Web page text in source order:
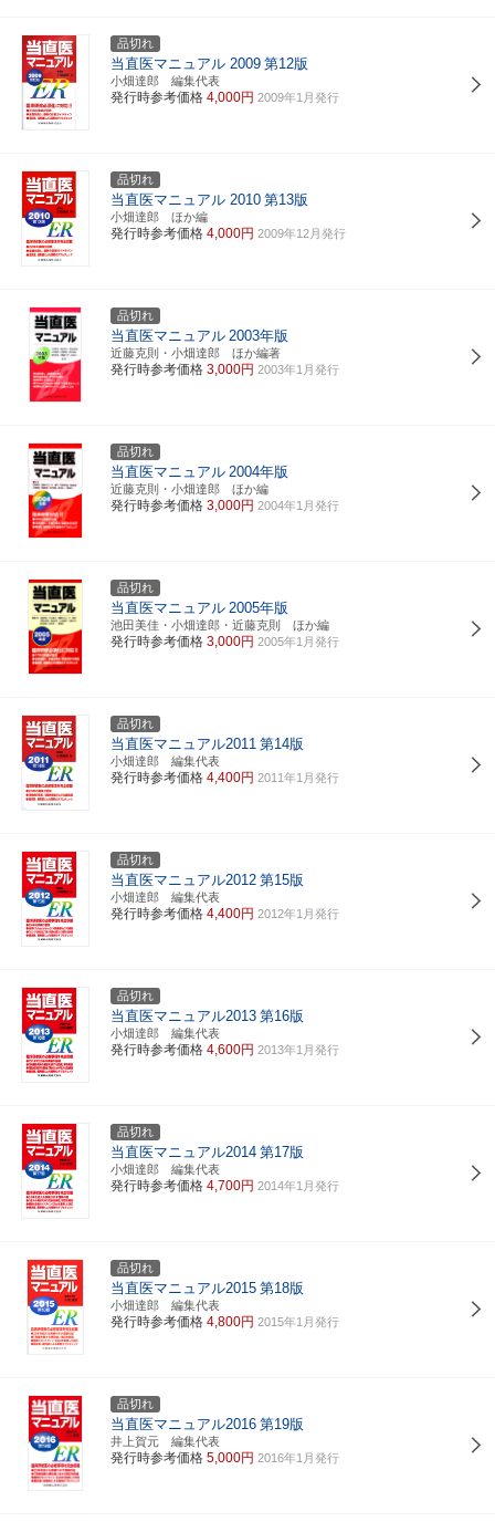
品切れ
当直医マニュアル 2009 第12版
小畑達郎 編集代表
発行時参考価格 4,000円 2009年1月発行
品切れ
当直医マニュアル 2010 第13版
小畑達郎 ほか編
発行時参考価格 4,000円 2009年12月発行
品切れ
当直医マニュアル 2003年版
近藤克則・小畑達郎 ほか編著
発行時参考価格 3,000円 2003年1月発行
品切れ
当直医マニュアル 2004年版
近藤克則・小畑達郎 ほか編
発行時参考価格 3,000円 2004年1月発行
品切れ
当直医マニュアル 2005年版
池田美佳・小畑達郎・近藤克則 ほか編
発行時参考価格 3,000円 2005年1月発行
品切れ
当直医マニュアル2011 第14版
小畑達郎 編集代表
発行時参考価格 4,400円 2011年1月発行
品切れ
当直医マニュアル2012 第15版
小畑達郎 編集代表
発行時参考価格 4,400円 2012年1月発行
品切れ
当直医マニュアル2013 第16版
小畑達郎 編集代表
発行時参考価格 4,600円 2013年1月発行
品切れ
当直医マニュアル2014 第17版
小畑達郎 編集代表
発行時参考価格 4,700円 2014年1月発行
品切れ
当直医マニュアル2015 第18版
小畑達郎 編集代表
発行時参考価格 4,800円 2015年1月発行
品切れ
当直医マニュアル2016 第19版
井上賀元 編集代表
発行時参考価格 5,000円 2016年1月発行